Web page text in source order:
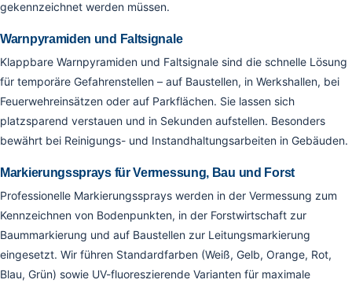
gekennzeichnet werden müssen.
Warnpyramiden und Faltsignale
Klappbare Warnpyramiden und Faltsignale sind die schnelle Lösung
für temporäre Gefahrenstellen – auf Baustellen, in Werkshallen, bei
Feuerwehreinsätzen oder auf Parkflächen. Sie lassen sich
platzsparend verstauen und in Sekunden aufstellen. Besonders
bewährt bei Reinigungs- und Instandhaltungsarbeiten in Gebäuden.
Markierungssprays für Vermessung, Bau und Forst
Professionelle Markierungssprays werden in der Vermessung zum
Kennzeichnen von Bodenpunkten, in der Forstwirtschaft zur
Baummarkierung und auf Baustellen zur Leitungsmarkierung
eingesetzt. Wir führen Standardfarben (Weiß, Gelb, Orange, Rot,
Blau, Grün) sowie UV-fluoreszierende Varianten für maximale